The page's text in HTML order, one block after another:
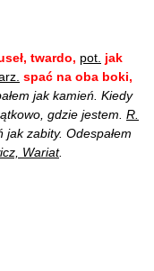
twardo, pot. jak
spać na oba boki,
jak kamień. Kiedy
gdzie jestem. R.
jak zabity. Odespałem
Wariat.